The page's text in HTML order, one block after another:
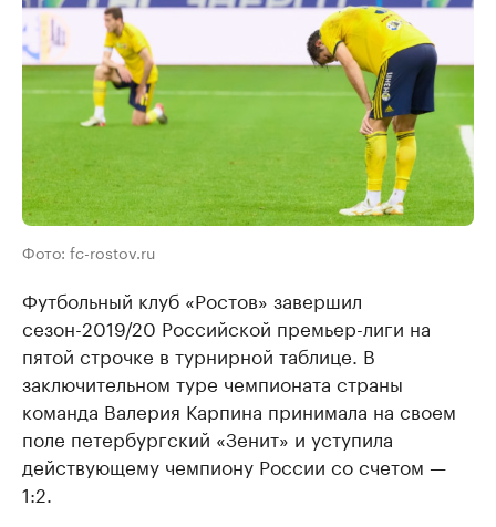
Фото: fc-rostov.ru
Футбольный клуб «Ростов» завершил
сезон-2019/20 Российской премьер-лиги на
пятой строчке в турнирной таблице. В
заключительном туре чемпионата страны
команда Валерия Карпина принимала на своем
поле петербургский «Зенит» и уступила
действующему чемпиону России со счетом —
1:2.